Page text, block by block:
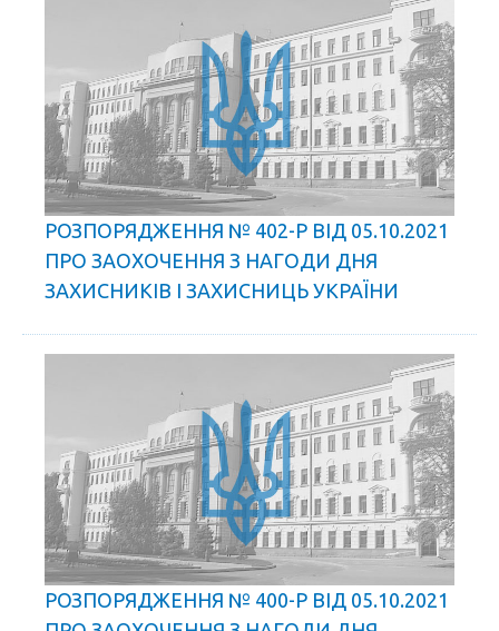
РОЗПОРЯДЖЕННЯ № 402-Р ВІД 05.10.2021
ПРО ЗАОХОЧЕННЯ З НАГОДИ ДНЯ
ЗАХИСНИКІВ І ЗАХИСНИЦЬ УКРАЇНИ
РОЗПОРЯДЖЕННЯ № 400-Р ВІД 05.10.2021